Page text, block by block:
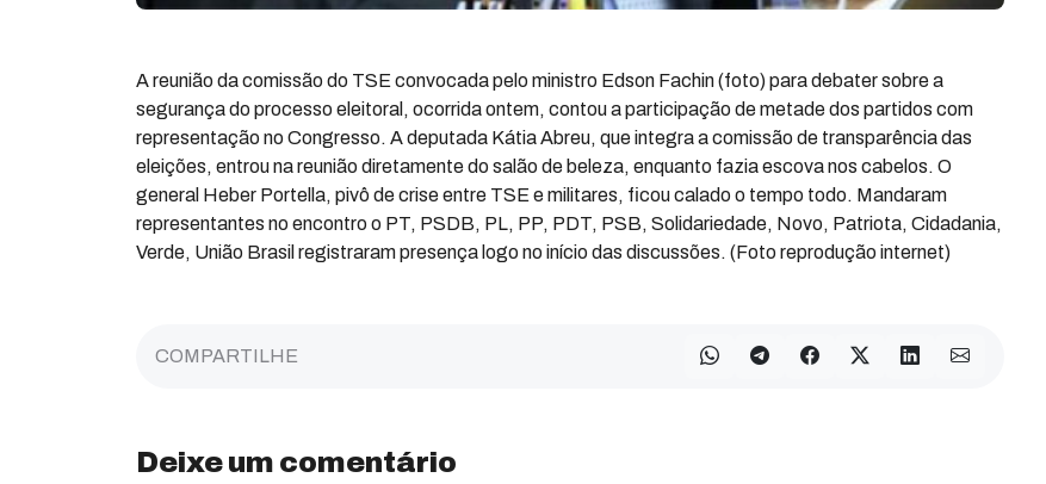
A reunião da comissão do TSE convocada pelo ministro Edson Fachin (foto) para debater sobre a
segurança do processo eleitoral, ocorrida ontem, contou a participação de metade dos partidos com
representação no Congresso. A deputada Kátia Abreu, que integra a comissão de transparência das
eleições, entrou na reunião diretamente do salão de beleza, enquanto fazia escova nos cabelos. O
general Heber Portella, pivô de crise entre TSE e militares, ficou calado o tempo todo. Mandaram
representantes no encontro o PT, PSDB, PL, PP, PDT, PSB, Solidariedade, Novo, Patriota, Cidadania,
Verde, União Brasil registraram presença logo no início das discussões. (Foto reprodução internet)
COMPARTILHE
Deixe um comentário